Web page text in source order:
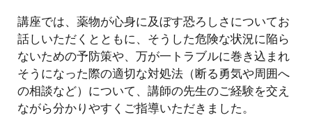
講座では、薬物が心身に及ぼす恐ろしさについてお
話しいただくとともに、そうした危険な状況に陥ら
ないための予防策や、万が一トラブルに巻き込まれ
そうになった際の適切な対処法（断る勇気や周囲へ
の相談など）について、講師の先生のご経験を交え
ながら分かりやすくご指導いただきました。